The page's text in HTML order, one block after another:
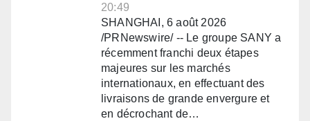
20:49
SHANGHAI, 6 août 2026
/PRNewswire/ -- Le groupe SANY a
récemment franchi deux étapes
majeures sur les marchés
internationaux, en effectuant des
livraisons de grande envergure et
en décrochant de…